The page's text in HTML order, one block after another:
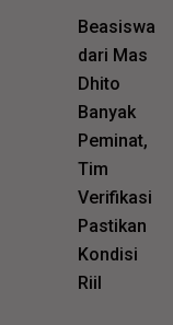
Beasiswa
dari Mas
Dhito
Banyak
Peminat,
Tim
Verifikasi
Pastikan
Kondisi
Riil